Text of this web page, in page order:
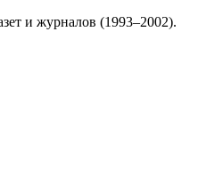
и журналов (1993–2002).